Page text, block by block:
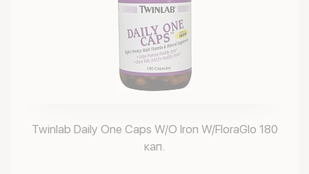
Twinlab Daily One Caps W/O Iron W/FloraGlo 180
кап.